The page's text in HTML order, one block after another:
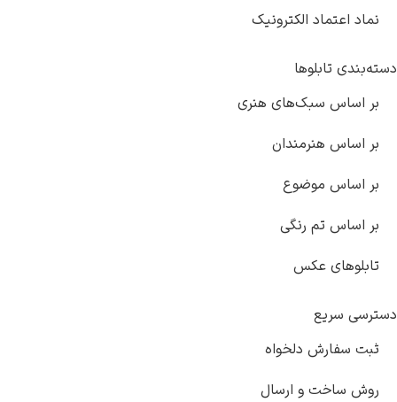
نماد اعتماد الکترونیک
دسته‌بندی تابلوها
بر اساس سبک‌های هنری
بر اساس هنرمندان
بر اساس موضوع
بر اساس تم رنگی
تابلوهای عکس
دسترسی سریع
ثبت سفارش دلخواه
روش ساخت و ارسال